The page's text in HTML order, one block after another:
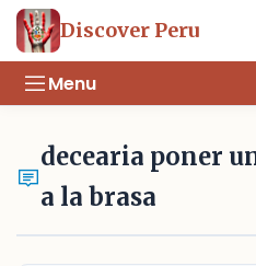
Discover Peru
Menu
decearia poner
a la brasa